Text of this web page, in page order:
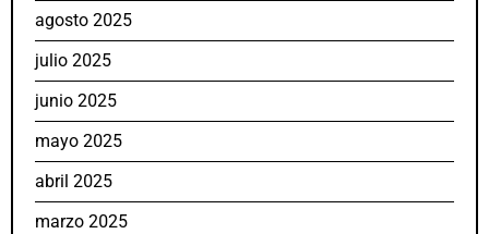
agosto 2025
julio 2025
junio 2025
mayo 2025
abril 2025
marzo 2025